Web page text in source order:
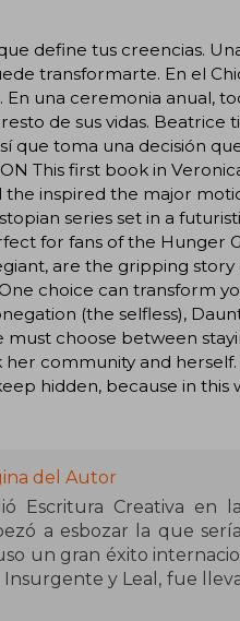
define tus creencias.
transformarte. En el
una ceremonia anual,
de sus vidas. Beatrice
que toma una decisión
This first book in
the inspired the major
series set in a
for fans of the Hunger
are the gripping story
choice can transform
(the selfless),
must choose between
community and
hidden, because in this
del Autor
Escritura Creativa en
a esbozar la que
un gran éxito
y Leal, fue
fenómeno mundial.